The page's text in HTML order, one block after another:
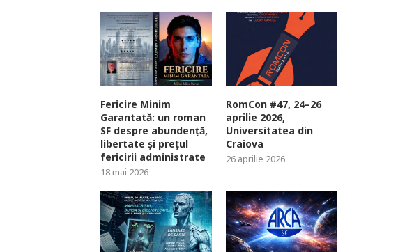
Fericire Minim
Garantată: un roman
SF despre abundență,
libertate și prețul
fericirii administrate
18 mai 2026
RomCon #47, 24–26
aprilie 2026,
Universitatea din
Craiova
26 aprilie 2026